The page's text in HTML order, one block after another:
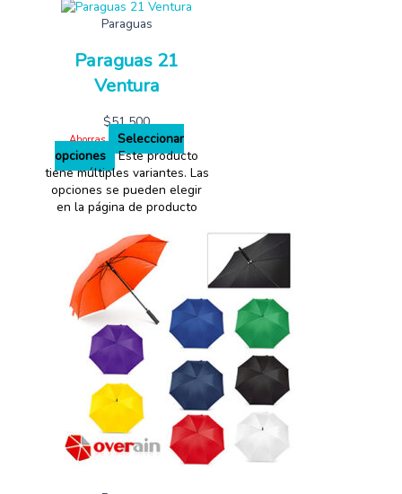
Paraguas
Paraguas 21
Ventura
$51,500
Ahorras
Seleccionar
opciones
Este producto
tiene múltiples variantes. Las
opciones se pueden elegir
en la página de producto